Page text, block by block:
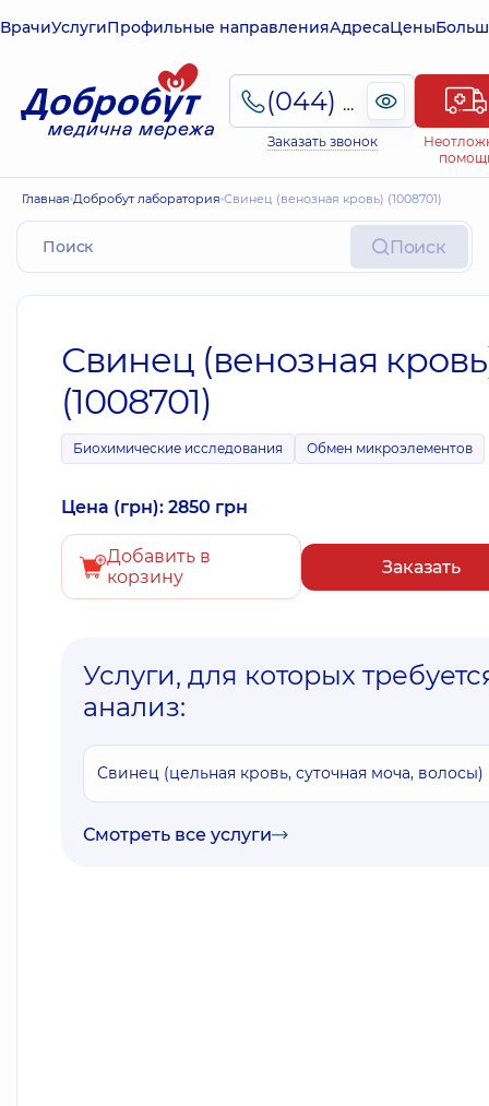
ВрачиУслугиПрофильные направленияАдресаЦены
(044) 495-2-888
Заказать звонок
Главная Добробут лаборатория Свинец (венозная кровь) (1008701)
Поиск
Свинец (венозная
(1008701)
Биохимические исследования Обмен микроэлементов
Цена (грн): 2850 грн
Добавить в
корзину
Заказать
Услуги, для которых
анализ:
Свинец (цельная кровь, суточная моча, волосы)
Смотреть все услуги